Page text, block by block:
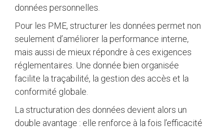
données personnelles.
Pour les PME, structurer les données permet non
seulement d’améliorer la performance interne,
mais aussi de mieux répondre à ces exigences
réglementaires. Une donnée bien organisée
facilite la traçabilité, la gestion des accès et la
conformité globale.
La structuration des données devient alors un
double avantage : elle renforce à la fois l’efficacité